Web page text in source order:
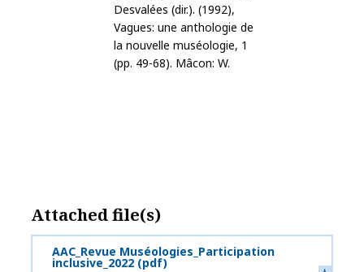
Desvalées (dir.). (1992),
Vagues: une anthologie de
la nouvelle muséologie, 1
(pp. 49-68). Mâcon: W.
Attached file(s)
AAC_Revue Muséologies_Participation
inclusive_2022 (pdf)